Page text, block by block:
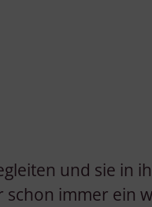
und sie in
immer ein